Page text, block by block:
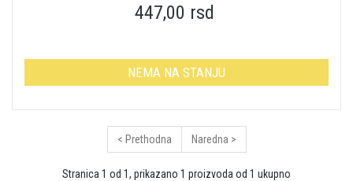
447,00 rsd
NEMA NA STANJU
< Prethodna Naredna >
Stranica 1 od 1, prikazano 1 proizvoda od 1 ukupno